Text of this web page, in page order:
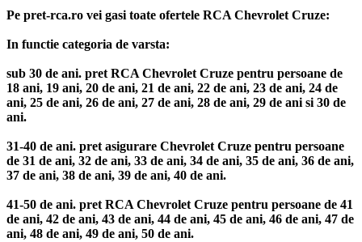
Pe pret-rca.ro vei gasi toate ofertele RCA Chevrolet Cruze:
In functie categoria de varsta:
sub 30 de ani. pret RCA Chevrolet Cruze pentru persoane de
18 ani, 19 ani, 20 de ani, 21 de ani, 22 de ani, 23 de ani, 24 de
ani, 25 de ani, 26 de ani, 27 de ani, 28 de ani, 29 de ani si 30 de
ani.
31-40 de ani. pret asigurare Chevrolet Cruze pentru persoane
de 31 de ani, 32 de ani, 33 de ani, 34 de ani, 35 de ani, 36 de ani,
37 de ani, 38 de ani, 39 de ani, 40 de ani.
41-50 de ani. pret RCA Chevrolet Cruze pentru persoane de 41
de ani, 42 de ani, 43 de ani, 44 de ani, 45 de ani, 46 de ani, 47 de
ani, 48 de ani, 49 de ani, 50 de ani.